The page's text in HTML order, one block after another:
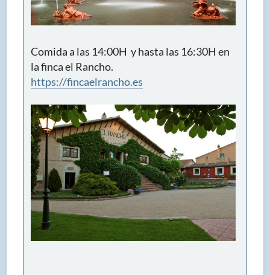
Comida a las 14:00H y hasta las 16:30H en
la finca el Rancho.
https://fincaelrancho.es